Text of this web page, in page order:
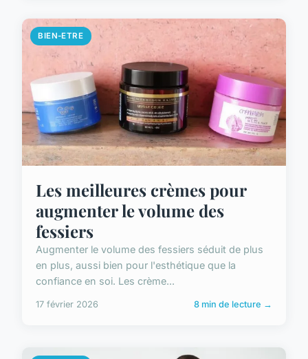
BIEN-ETRE
Les meilleures crèmes pour
augmenter le volume des
fessiers
Augmenter le volume des fessiers séduit de plus
en plus, aussi bien pour l'esthétique que la
confiance en soi. Les crème...
17 février 2026 8 min de lecture →